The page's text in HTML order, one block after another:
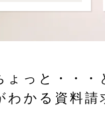
ょっと・・・
わかる資料